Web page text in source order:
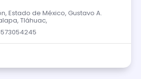
Estado de México, Gustavo A.
Tláhuac,